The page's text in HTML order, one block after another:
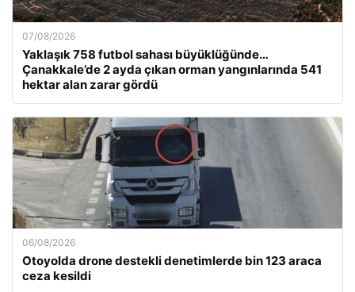
07/08/2026
Yaklaşık 758 futbol sahası büyüklüğünde…
Çanakkale’de 2 ayda çıkan orman yangınlarında 541
hektar alan zarar gördü
06/08/2026
Otoyolda drone destekli denetimlerde bin 123 araca
ceza kesildi